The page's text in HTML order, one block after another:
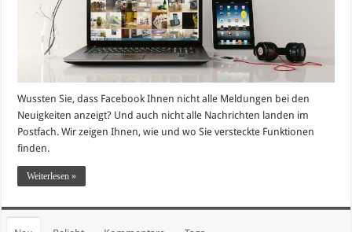
Wussten Sie, dass Facebook Ihnen nicht alle Meldungen bei den
Neuigkeiten anzeigt? Und auch nicht alle Nachrichten landen im
Postfach. Wir zeigen Ihnen, wie und wo Sie versteckte Funktionen
finden.
Weiterlesen »